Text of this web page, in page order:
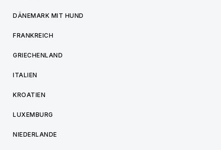
DÄNEMARK MIT HUND
FRANKREICH
GRIECHENLAND
ITALIEN
KROATIEN
LUXEMBURG
NIEDERLANDE